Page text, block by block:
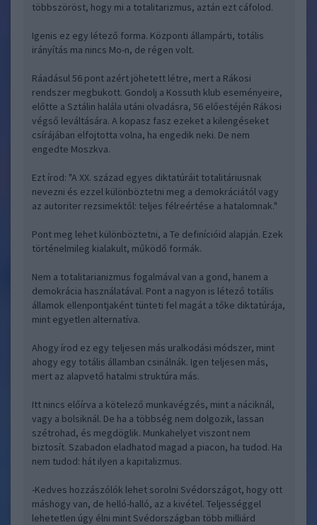
többszöröst, hogy mi a totalitarizmus, aztán ezt cáfolod.
Igenis ez egy létező forma. Központi állampárti, totális
irányítás ma nincs Mo-n, de régen volt.
Ráadásul 56 pont azért jöhetett létre, mert a Rákosi
rendszer megbukott. Gondolj a Kossuth klub eseményeire,
előtte a Sztálin halála utáni olvadásra, 56 előestéjén Rákosi
végső leváltására. A kopasz fasz ezeket a kilengéseket
csírájában elfojtotta volna, ha engedik neki. De nem
engedte Moszkva.
Ezt írod: "A XX. század egyes diktatúráit totalitáriusnak
nevezni és ezzel különböztetni meg a demokráciától vagy
az autoriter rezsimektől: teljes félreértése a hatalomnak."
Pont meg lehet különböztetni, a Te definícióid alapján. Ezek
történelmileg kialakult, működő formák.
Nem a totalitarianizmus fogalmával van a gond, hanem a
demokrácia használatával. Pont a nagyon is létező totális
államok ellenpontjaként tünteti fel magát a tőke diktatúrája,
mint egyetlen alternatíva.
Ahogy írod ez egy teljesen más uralkodási módszer, mint
ahogy egy totális államban csinálnák. Igen teljesen más,
mert az alapvető hatalmi struktúra más.
Itt nincs előírva a kötelező munkavégzés, mint a náciknál,
vagy a bolsiknál. De ha a többség nem dolgozik, lassan
szétrohad, és megdöglik. Munkahelyet viszont nem
biztosít. Szabadon eladhatod magad a piacon, ha tudod. Ha
nem tudod: hát ilyen a kapitalizmus.
-Kedves hozzászólók lehet sorolni Svédországot, hogy ott
máshogy van, de helló-halló, az a kivétel. Teljességgel
lehetetlen úgy élni mint Svédországban több milliárd